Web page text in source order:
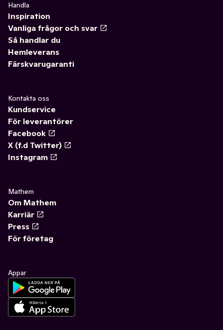
Handla
Inspiration
Vanliga frågor och svar
Så handlar du
Hemleverans
Färskvarugaranti
Kontakta oss
Kundservice
För leverantörer
Facebook
X (f.d Twitter)
Instagram
Mathem
Om Mathem
Karriär
Press
För företag
Appar